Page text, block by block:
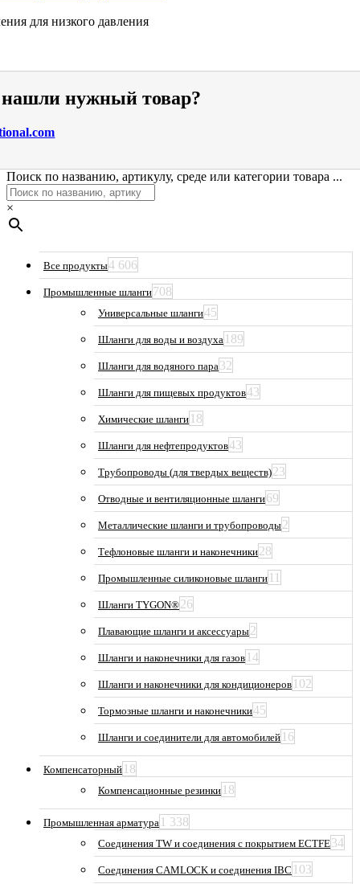
для низкого давления
нужный товар?
Поиск по названию, артикулу, среде или категории товара ...
×
Все продукты4 606
Промышленные шланги708
Универсальные шланги45
Шланги для воды и воздуха 189
Шланги для водяного пара32
Шланги для пищевых продуктов43
Химические шланги 18
Шланги для нефтепродуктов43
Трубопроводы (для твердых веществ)23
Отводные и вентиляционные шланги69
Металлические шланги и трубопроводы2
Тефлоновые шланги и наконечники28
Промышленные силиконовые шланги 11
Шланги TYGON®26
Плавающие шланги и аксессуары2
Шланги и наконечники для газов 14
Шланги и наконечники для кондиционеров 102
Тормозные шланги и наконечники45
Шланги и соединители для автомобилей 16
Компенсаторный 18
Компенсационные резинки 18
Промышленная арматура 1 338
Соединения TW и соединения с покрытием ECTFE34
Соединения CAMLOCK и соединения IBC 103